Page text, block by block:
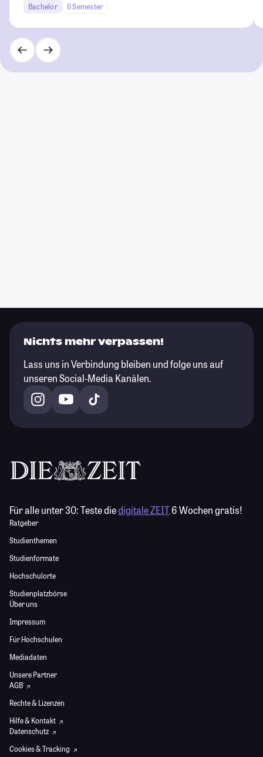
Bachelor 6 Semester
Nichts mehr verpassen!
Lass uns in Verbindung bleiben und folge uns auf
unseren Social-Media Kanälen.
Für alle unter 30:Teste diedigitale ZEIT6 Wochen gratis!
Ratgeber
Studienthemen
Studienformate
Hochschulorte
Studienplatzbörse
Über uns
Impressum
Für Hochschulen
Mediadaten
Unsere Partner
AGB
Rechte & Lizenzen
Hilfe & Kontakt
Datenschutz
Cookies & Tracking